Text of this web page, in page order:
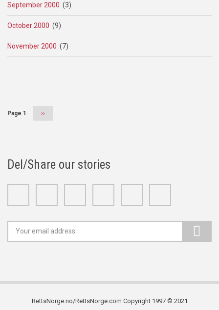
September 2000 (3)
October 2000 (9)
November 2000 (7)
Page 1
Next
››
Del/Share our stories
RettsNorge.no/RettsNorge.com Copyright 1997 © 2021